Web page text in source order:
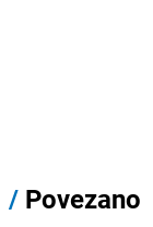
/ Povezano